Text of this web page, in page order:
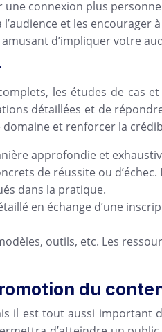
connexion plus
et les
d’impliquer votre
les études de cas
détaillées et de
et renforcer la
approfondie et
de réussite ou
dans la pratique.
en échange d’une
outils, etc. Les
du
il est tout aussi